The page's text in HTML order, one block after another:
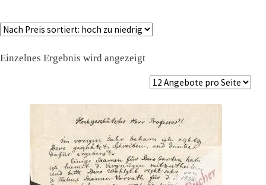
Einzelnes Ergebnis wird angezeigt